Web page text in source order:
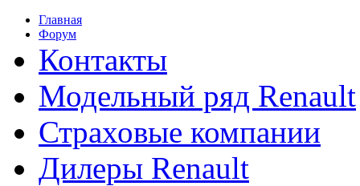
Главная
Форум
Контакты
Модельный ряд Renault
Страховые компании
Дилеры Renault